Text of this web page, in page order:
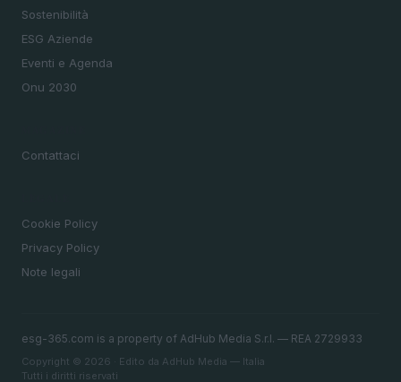
Sostenibilità
ESG Aziende
Eventi e Agenda
Onu 2030
Contattaci
Cookie Policy
Privacy Policy
Note legali
esg-365.com is a property of AdHub Media S.r.l. — REA 2729933
Copyright © 2026 · Edito da AdHub Media — Italia
Tutti i diritti riservati